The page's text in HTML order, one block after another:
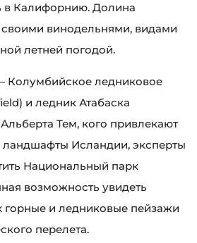
в Калифорнию. Долина
своими винодельнями, видами
летней погодой.
Колумбийское ледниковое
и ледник Атабаска
Тем, кого привлекают
Исландии, эксперты
Национальный парк
возможность увидеть
горные и ледниковые пейзажи
перелета.